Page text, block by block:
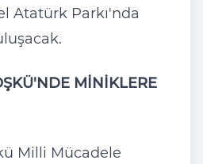
Atatürk Parkı'nda
MİNİKLERE
Milli Mücadele